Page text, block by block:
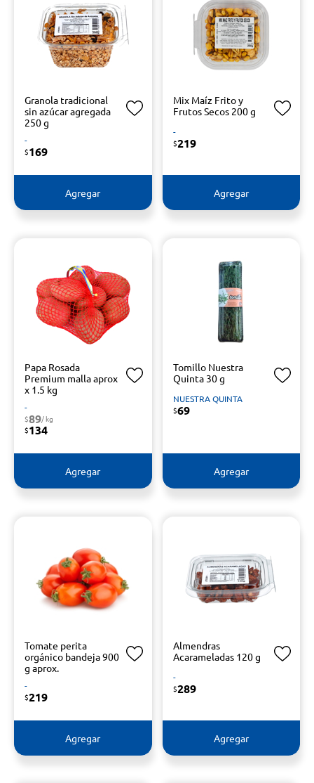
Granola tradicional
sin azúcar agregada
250 g
-
$169
Agregar
Mix Maíz Frito y
Frutos Secos 200 g
-
$219
Agregar
Papa Rosada
Premium malla aprox
x 1.5 kg
-
$89/ kg
$134
Agregar
Tomillo Nuestra
Quinta 30 g
NUESTRA QUINTA
$69
Agregar
Tomate perita
orgánico bandeja 900
g aprox.
-
$219
Agregar
Almendras
Acarameladas 120 g
-
$289
Agregar